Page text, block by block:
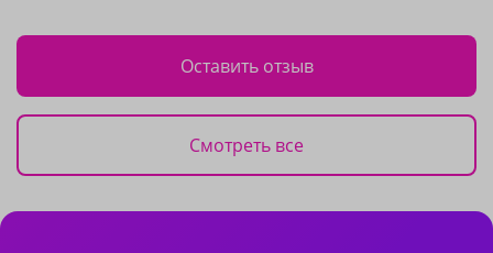
Оставить отзыв
Смотреть все